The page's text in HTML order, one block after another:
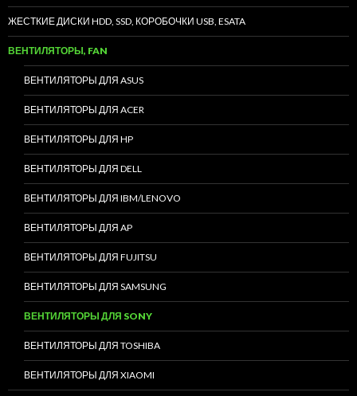
ЖЕСТКИЕ ДИСКИ HDD, SSD, КОРОБОЧКИ USB, ESATA
ВЕНТИЛЯТОРЫ, FAN
ВЕНТИЛЯТОРЫ ДЛЯ ASUS
ВЕНТИЛЯТОРЫ ДЛЯ ACER
ВЕНТИЛЯТОРЫ ДЛЯ HP
ВЕНТИЛЯТОРЫ ДЛЯ DELL
ВЕНТИЛЯТОРЫ ДЛЯ IBM/LENOVO
ВЕНТИЛЯТОРЫ ДЛЯ AP
ВЕНТИЛЯТОРЫ ДЛЯ FUJITSU
ВЕНТИЛЯТОРЫ ДЛЯ SAMSUNG
ВЕНТИЛЯТОРЫ ДЛЯ SONY
ВЕНТИЛЯТОРЫ ДЛЯ TOSHIBA
ВЕНТИЛЯТОРЫ ДЛЯ XIAOMI